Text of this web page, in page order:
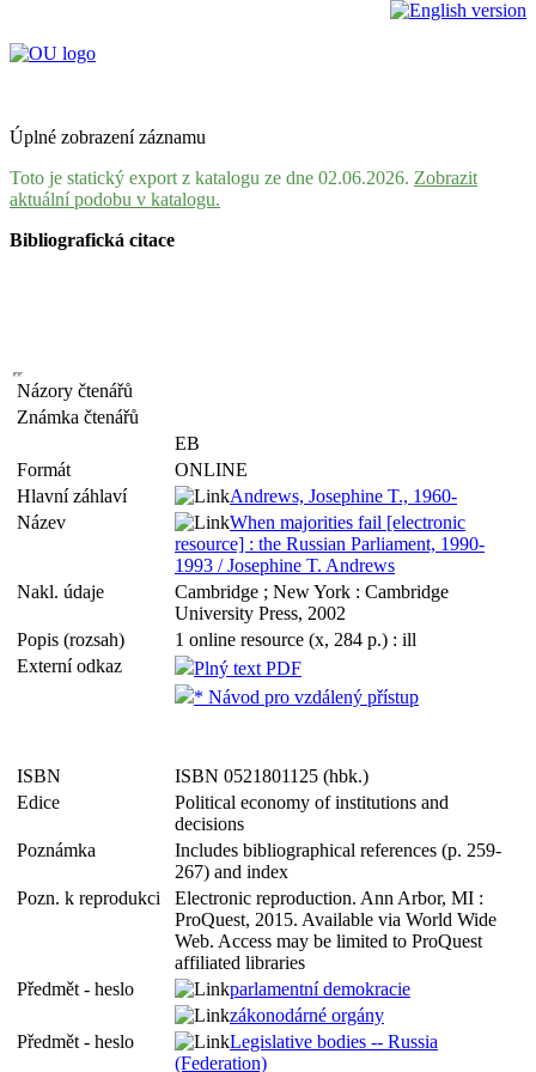
Úplné zobrazení záznamu
Toto je statický export z katalogu ze dne 02.06.2026. Zobrazit
aktuální podobu v katalogu.
Bibliografická citace
Názory čtenářů
Známka čtenářů
EB
Formát
ONLINE
Hlavní záhlaví
Andrews, Josephine T., 1960-
Název
When majorities fail [electronic
resource] : the Russian Parliament, 1990-
1993 / Josephine T. Andrews
Nakl. údaje
Cambridge ; New York : Cambridge
University Press, 2002
Popis (rozsah)
1 online resource (x, 284 p.) : ill
Externí odkaz
Plný text PDF
* Návod pro vzdálený přístup
ISBN
ISBN 0521801125 (hbk.)
Edice
Political economy of institutions and
decisions
Poznámka
Includes bibliographical references (p. 259-
267) and index
Pozn. k reprodukci
Electronic reproduction. Ann Arbor, MI :
ProQuest, 2015. Available via World Wide
Web. Access may be limited to ProQuest
affiliated libraries
Předmět - heslo
parlamentní demokracie
zákonodárné orgány
Předmět - heslo
Legislative bodies -- Russia
(Federation)